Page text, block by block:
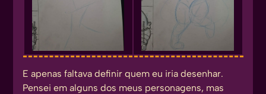
E apenas faltava definir quem eu iria desenhar.
Pensei em alguns dos meus personagens, mas